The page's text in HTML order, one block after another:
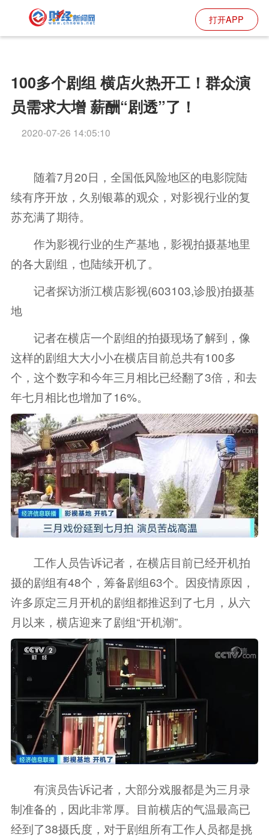
打开APP
100多个剧组 横店火热开工！群众演
员需求大增 薪酬“剧透”了！
2020-07-26 14:05:10
随着7月20日，全国低风险地区的电影院陆
续有序开放，久别银幕的观众，对影视行业的复
苏充满了期待。
作为影视行业的生产基地，影视拍摄基地里
的各大剧组，也陆续开机了。
记者探访浙江横店影视(603103,诊股)拍摄基
地
记者在横店一个剧组的拍摄现场了解到，像
这样的剧组大大小小在横店目前总共有100多
个，这个数字和今年三月相比已经翻了3倍，和去
年七月相比也增加了16%。
工作人员告诉记者，在横店目前已经开机拍
摄的剧组有48个，筹备剧组63个。因疫情原因，
许多原定三月开机的剧组都推迟到了七月，从六
月以来，横店迎来了剧组“开机潮”。
有演员告诉记者，大部分戏服都是为三月录
制准备的，因此非常厚。目前横店的气温最高已
经到了38摄氏度，对于剧组所有工作人员都是挑